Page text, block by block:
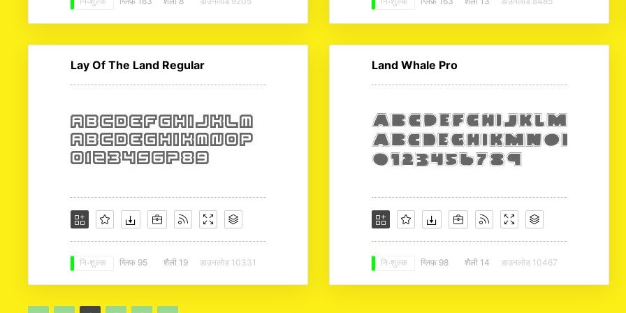
नि: शुल्क नि: शुल्क
Lay Of The Land Regular
नि: शुल्क ग्लिफ़ 95 शैली 19 डाउनलोड 10331
Land Whale Pro
नि: शुल्क ग्लिफ़ 98 शैली 14 डाउनलोड 10467